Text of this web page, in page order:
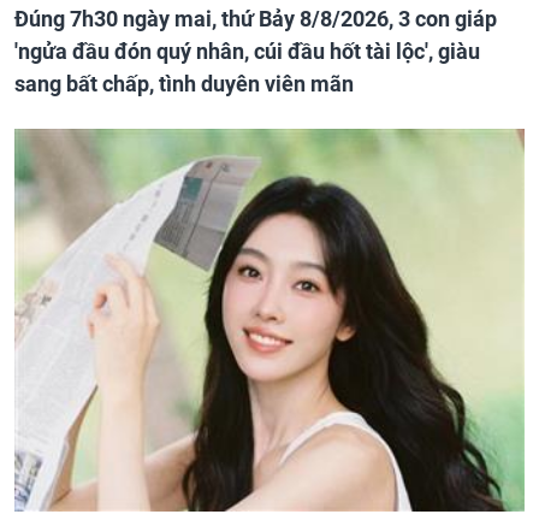
Đúng 7h30 ngày mai, thứ Bảy 8/8/2026, 3 con giáp
'ngửa đầu đón quý nhân, cúi đầu hốt tài lộc', giàu
sang bất chấp, tình duyên viên mãn